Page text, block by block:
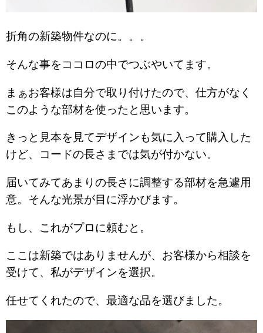
折角の新築物件なのに。。。
そんな事をココロの中でつぶやいてます。
まぁお客様は自分で取り付けたので、仕方がなく
このような部材を使ったと思います。
きっと見本を見てデザインも気に入って購入した
けど、コードの長さまでは気が付かない。
届いてみてあまりの長さに調整する部材を急遽用
意。そんな光景が目に浮かびます。
もし、これがプロに頼むと。
ここは新築ではありませんが、お客様から相談を
受けて、私がデザインを選択。
任せてくれたので、最適な品を選びました。